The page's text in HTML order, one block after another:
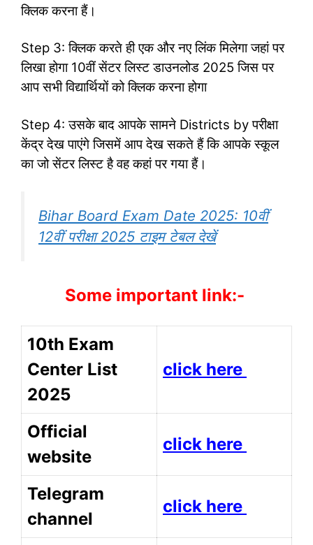
क्लिक करना हैं।
Step 3: क्लिक करते ही एक और नए लिंक मिलेगा जहां पर
लिखा होगा 10वीं सेंटर लिस्ट डाउनलोड 2025 जिस पर
आप सभी विद्यार्थियों को क्लिक करना होगा
Step 4: उसके बाद आपके सामने Districts by परीक्षा
केंद्र देख पाएंगे जिसमें आप देख सकते हैं कि आपके स्कूल
का जो सेंटर लिस्ट है वह कहां पर गया हैं।
Bihar Board Exam Date 2025: 10वीं
12वीं परीक्षा 2025 टाइम टेबल देखें
Some important link:-
10th Exam
Center List
2025
click here
Official
website
click here
Telegram
channel
click here